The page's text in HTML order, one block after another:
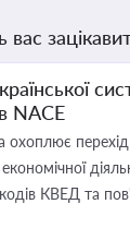
NACE
охоплює перехід
економічної
КВЕД та